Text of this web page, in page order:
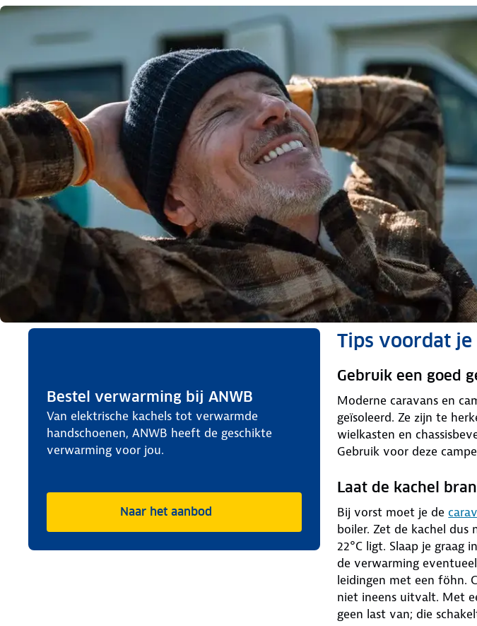
Bestel verwarming bij ANWB
Van elektrische kachels tot verwarmde
handschoenen, ANWB heeft de geschikte
verwarming voor jou.
Naar het aanbod
Tips voordat
Gebruik een goed
Moderne caravans en
geïsoleerd. Ze zijn te
wielkasten en
Gebruik voor deze
Laat de kachel
Bij vorst moet je de
boiler. Zet de kachel dus
22°C ligt. Slaap je graag
de verwarming
leidingen met een föhn.
niet ineens uitvalt. Met
geen last van; die